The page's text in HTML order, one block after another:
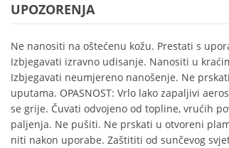
UPOZORENJA
Ne nanositi na oštećenu kožu. Prestati s
Izbjegavati izravno udisanje. Nanositi u
Izbjegavati neumjereno nanošenje. Ne
uputama. OPASNOST: Vrlo lako zapaljivi
se grije. Čuvati odvojeno od topline, vrućih
paljenja. Ne pušiti. Ne prskati u otvoreni
niti nakon uporabe. Zaštititi od sunčevog